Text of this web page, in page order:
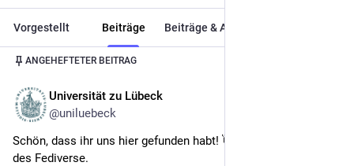
Vorgestellt Beiträge Beiträge & Antworten
ANGEHEFTETER BEITRAG
Universität zu Lübeck
@uniluebeck
Schön, dass ihr uns hier gefunden habt! 👋 Wir sind jetzt Teil
des Fediverse.